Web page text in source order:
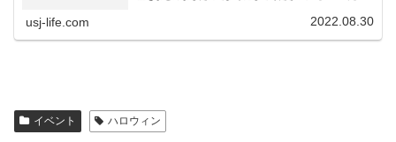
usj-life.com 2022.08.30
イベント ハロウィン